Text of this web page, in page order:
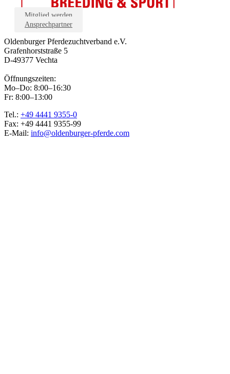
Mitglied werden
Ansprechpartner
Oldenburger Pferdezuchtverband e.V.
Grafenhorststraße 5
D-49377 Vechta
Öffnungszeiten:
Mo–Do: 8:00–16:30
Fr: 8:00–13:00
Tel.: +49 4441 9355-0
Fax: +49 4441 9355-99
E-Mail: info@oldenburger-pferde.com